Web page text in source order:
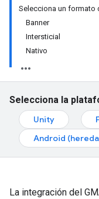
Selecciona un formato
Banner
Intersticial
Nativo
Selecciona la
Unity
Android
La integración del